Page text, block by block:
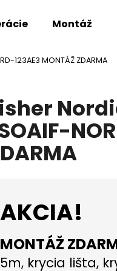
Montáž
123AE3 MONTÁŽ ZDARMA
AKCIA!
MONTÁŽ
5m, krycia lišta,
HĽADAŤ